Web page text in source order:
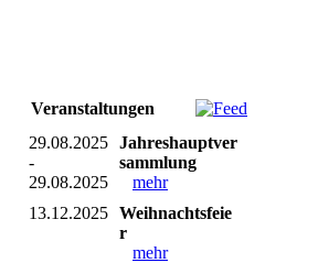
Veranstaltungen
29.08.2025
-
29.08.2025
Jahreshauptver
sammlung
mehr
13.12.2025 Weihnachtsfeie
r
mehr